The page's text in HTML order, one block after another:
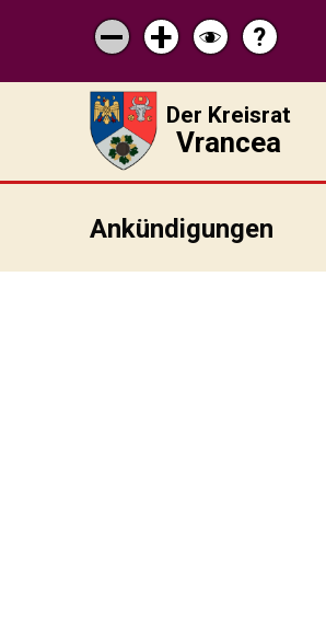
Micșorează
scrisul
Mărește
scrisul
Schimbă
contrastul
Pagina
de
ajutor
?
Der Kreisrat
Vrancea
Ankündigungen